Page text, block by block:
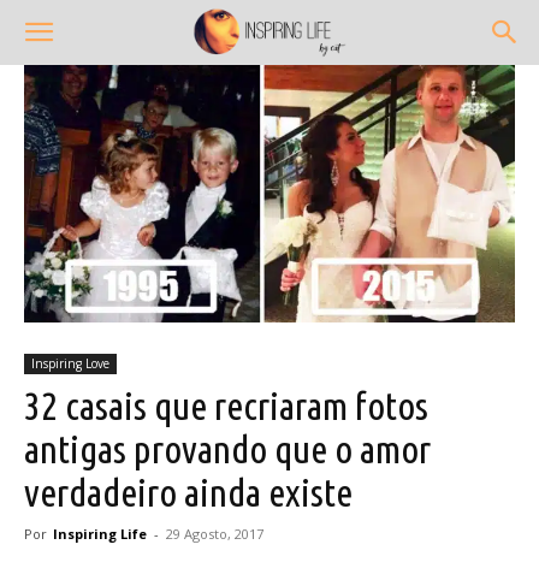
Inspiring Love
32 casais que recriaram fotos
antigas provando que o amor
verdadeiro ainda existe
Por Inspiring Life - 29 Agosto, 2017